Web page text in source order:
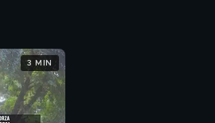
Giovani violenti: i
maranza sparano alla
fermata del bus
Giovani violenti: il
3 MIN